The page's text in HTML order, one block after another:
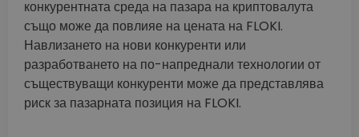
конкурентната среда на пазара на криптовалута
също може да повлияе на цената на FLOKI.
Навлизането на нови конкуренти или
разработването на по-напреднали технологии от
съществуващи конкуренти може да представлява
риск за пазарната позиция на FLOKI.